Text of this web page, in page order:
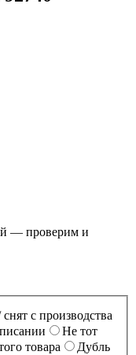
— проверим и
с производства
Не тот
товара
Дубль